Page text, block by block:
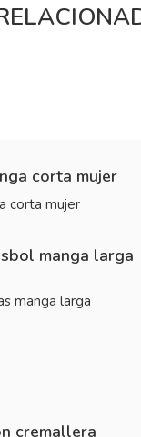
corta mujer
manga larga
cremallera